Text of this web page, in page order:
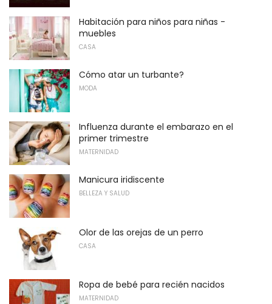
Habitación para niños para niñas -
muebles
CASA
Cómo atar un turbante?
MODA
Influenza durante el embarazo en el
primer trimestre
MATERNIDAD
Manicura iridiscente
BELLEZA Y SALUD
Olor de las orejas de un perro
CASA
Ropa de bebé para recién nacidos
MATERNIDAD